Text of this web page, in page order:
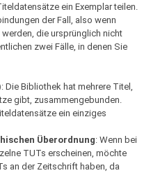
ein Exemplar teilen.
der Fall, also wenn
die ursprünglich nicht
zwei Fälle, in denen Sie
: Die Bibliothek hat mehrere Titel,
gibt, zusammengebunden.
ein einziges
Überordnung: Wenn bei
TUTs erscheinen, möchte
an der Zeitschrift haben, da